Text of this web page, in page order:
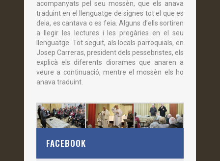
acompanyats pel seu mossèn, que els anava
traduint en el llenguatge de signes tot el que es
deia, es cantava o es feia. Alguns d’ells sortiren
a llegir les lectures i les pregàries en el seu
llenguatge. Tot seguit, als locals parroquials, en
Josep Carreras, president dels pessebristes, els
explicà els diferents diorames que anaren a
veure a continuació, mentre el mossèn els ho
anava traduint.
FACEBOOK